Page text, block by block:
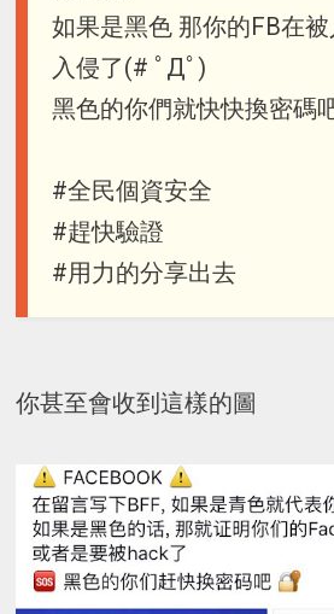
如果是黑色 那你的FB在
入侵了(# ﾟДﾟ)
黑色的你們就快快換密碼
#全民個資安全
#趕快驗證
#用力的分享出去
你甚至會收到這樣的圖